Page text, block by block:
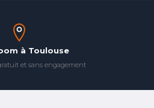
à Toulouse
et sans engagement